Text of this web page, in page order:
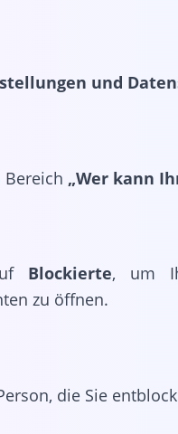
und
Bereich „Wer kann
Blockierte, um
zu öffnen.
die Sie